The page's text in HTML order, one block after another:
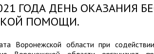
ГОДА ДЕНЬ ОКАЗАНИЯ
ПОМОЩИ.
Воронежской области при